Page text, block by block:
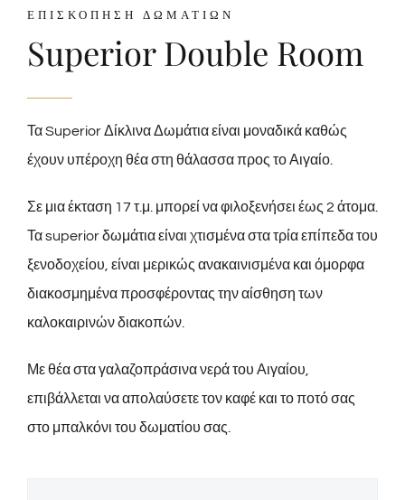
ΕΠΙΣΚΟΠΗΣΗ ΔΩΜΑΤΙΩΝ
Superior Double Room
Τα Superior Δίκλινα Δωμάτια είναι μοναδικά καθώς
έχουν υπέροχη θέα στη θάλασσα προς το Αιγαίο.
Σε μια έκταση 17 τ.μ. μπορεί να φιλοξενήσει έως 2 άτομα.
Τα superior δωμάτια είναι χτισμένα στα τρία επίπεδα του
ξενοδοχείου, είναι μερικώς ανακαινισμένα και όμορφα
διακοσμημένα προσφέροντας την αίσθηση των
καλοκαιρινών διακοπών.
Με θέα στα γαλαζοπράσινα νερά του Αιγαίου,
επιβάλλεται να απολαύσετε τον καφέ και το ποτό σας
στο μπαλκόνι του δωματίου σας.